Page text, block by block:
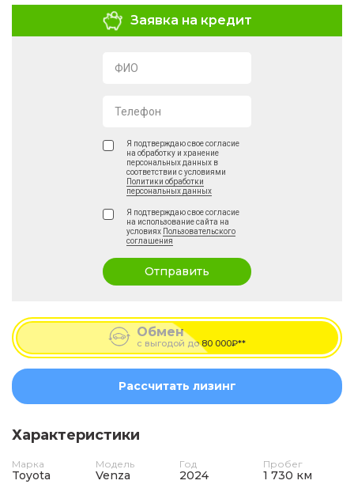
Заявка на кредит
ФИО
Телефон
Я подтверждаю свое согласие
на обработку и хранение
персональных данных в
соответствии с условиями
Политики обработки
персональных данных
Я подтверждаю свое согласие
на использование сайта на
условиях
Пользовательского
соглашения
Отправить
Обмен
с выгодой до80 000₽**
Рассчитать лизинг
Характеристики
Марка
Toyota
Модель
Venza
Год
2024
Пробег
1 730 км